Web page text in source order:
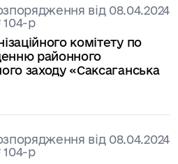
від 08.04.2024
р
комітету по
районного
заходу «Саксаганська
від 08.04.2024
р